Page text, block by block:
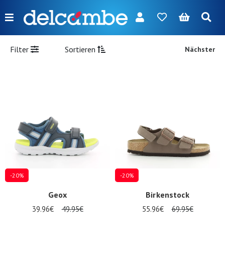
Menu
FR NL EN DE
Jungen
Taschen
Accessories
Marken
Filter Sortieren Nächster
-20%
Geox
39.96€ 49.95€
-20%
Birkenstock
55.96€ 69.95€